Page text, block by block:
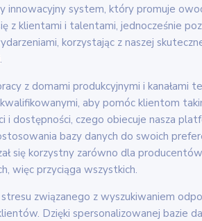
innowacyjny system, który promuje
z klientami i talentami, jednocześnie
korzystając z naszej
.
z domami produkcyjnymi i kanałami
aby pomóc klientom
i dostępności, czego obiecuje nasza
bazy danych do swoich
się korzystny zarówno dla
więc przyciąga wszystkich.
stresu związanego z wyszukiwaniem
Dzięki spersonalizowanej bazie